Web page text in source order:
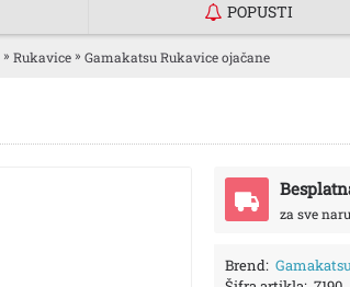
POPUSTI
» Rukavice » Gamakatsu Rukavice ojačane
za sve
Brend: